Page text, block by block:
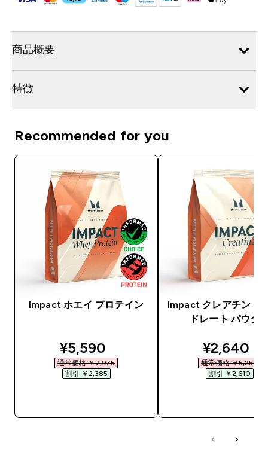
商品概要
特徴
Recommended for you
Impact ホエイ プロテイン
discounted price
¥5,590‎
通常価格 ￥7,975‎
割引 ￥2,385‎
Impact クレアチン モ
ドレート パウダ
¥2,640‎
通常価格 ￥5,250‎
割引 ￥2,610‎